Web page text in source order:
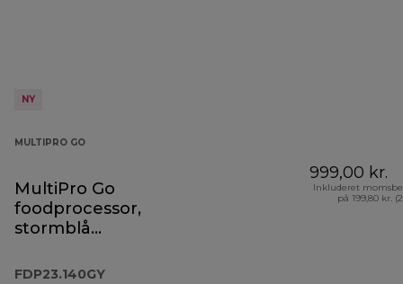
NY
MULTIPRO GO
MultiPro Go
foodprocessor,
stormblå
FDP23.140GY
999,00 kr.
Inkluderet
på 199,80 kr.